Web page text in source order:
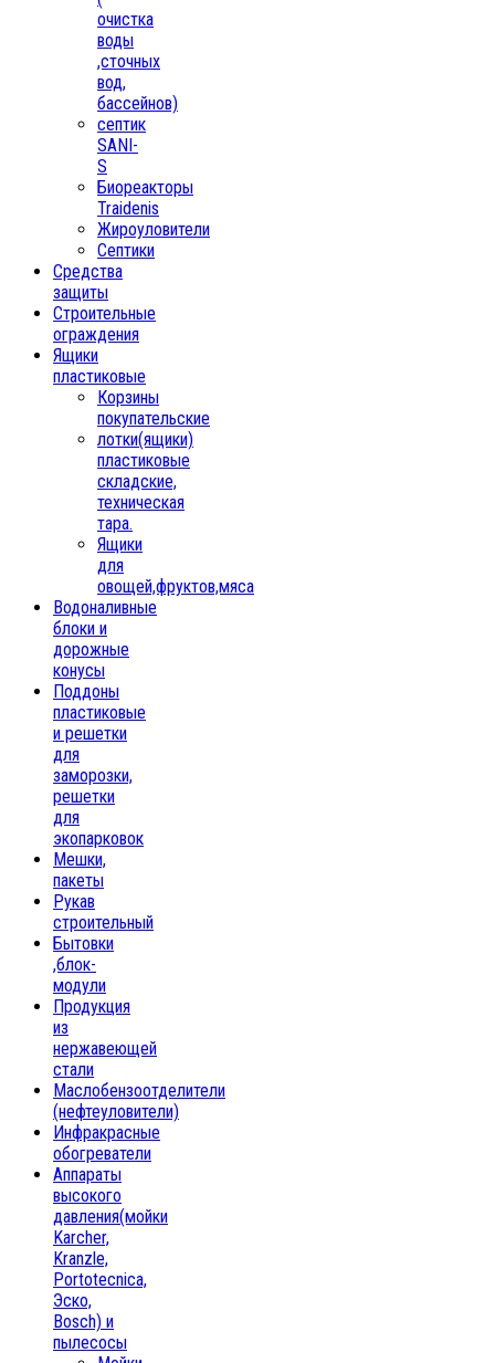
очистка
воды
,сточных
вод,
бассейнов)
септик
SANI-
S
Биореакторы
Traidenis
Жироуловители
Септики
Средства
защиты
Строительные
ограждения
Ящики
пластиковые
Корзины
покупательские
лотки(ящики)
пластиковые
складские,
техническая
тара.
Ящики
для
овощей,фруктов,мяса
Водоналивные
блоки и
дорожные
конусы
Поддоны
пластиковые
и решетки
для
заморозки,
решетки
для
экопарковок
Мешки,
пакеты
Рукав
строительный
Бытовки
,блок-
модули
Продукция
из
нержавеющей
стали
Маслобензоотделители
(нефтеуловители)
Инфракрасные
обогреватели
Аппараты
высокого
давления(мойки
Karcher,
Kranzle,
Portotecnica,
Эско,
Bosch) и
пылесосы